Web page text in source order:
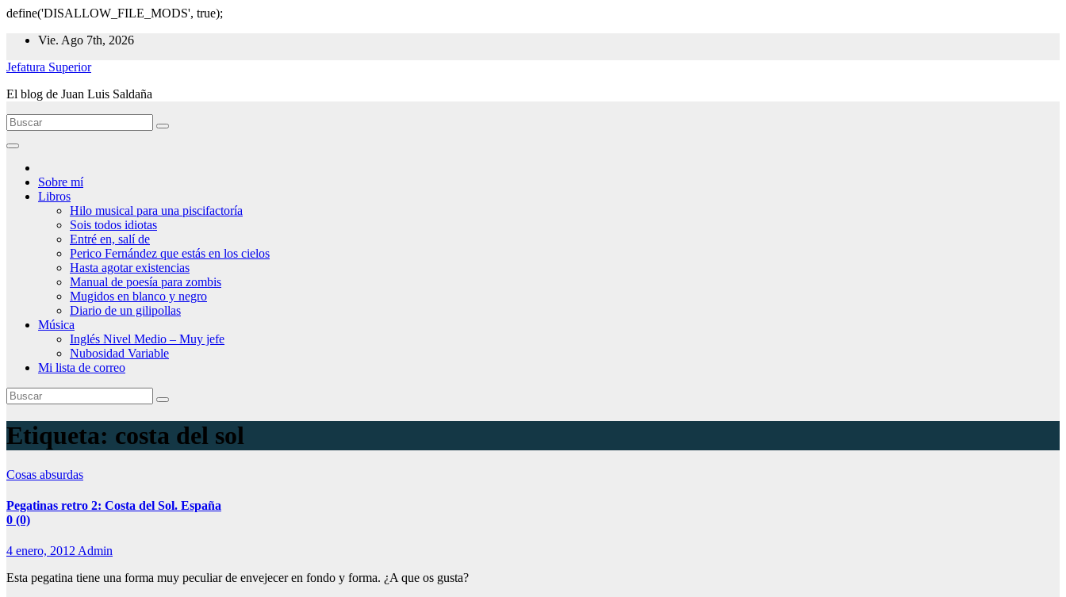
define('DISALLOW_FILE_MODS', true);
contenido
Vie. Ago 7th, 2026
Jefatura Superior
El blog de Juan Luis Saldaña
Sobre mí
Libros
Hilo musical para una piscifactoría
Sois todos idiotas
Entré en, salí de
Perico Fernández que estás en los cielos
Hasta agotar existencias
Manual de poesía para zombis
Mugidos en blanco y negro
Diario de un gilipollas
Música
Inglés Nivel Medio – Muy jefe
Nubosidad Variable
Mi lista de correo
Etiqueta: costa del sol
Cosas absurdas
Pegatinas retro 2: Costa del Sol. España
0 (0)
4 enero, 2012Admin
Esta pegatina tiene una forma muy peculiar de envejecer en fondo y forma. ¿A que os gusta?